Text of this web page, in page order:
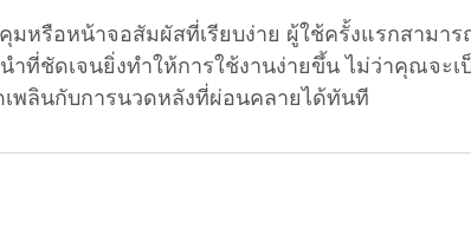
มหรือหน้าจอสัมผัสที่เรียบง่าย ผู้ใช้ครั้งแรกสามา
ที่ชัดเจนยิ่งทำให้การใช้งานง่ายขึ้น ไม่ว่าคุณจะ
พลินกับการนวดหลังที่ผ่อนคลายได้ทันที